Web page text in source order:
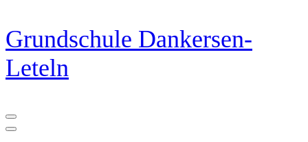
Zum
Inhalt
springen
(Eingabetaste
drücken)
Grundschule Dankersen-
Leteln